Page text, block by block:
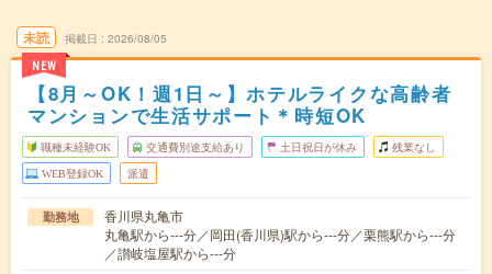
未読
NEW
掲載日 2026/08/05
【8月～OK！週1日～】ホテルライクな高齢者
マンションで生活サポート＊時短OK
職種未経験OK 交通費別途支給あり 土日祝日が休み 残業なし
WEB登録OK 派遣
勤務地
香川県丸亀市
丸亀駅から---分／岡田(香川県)駅から---分／栗熊駅から---分
／讃岐塩屋駅から---分